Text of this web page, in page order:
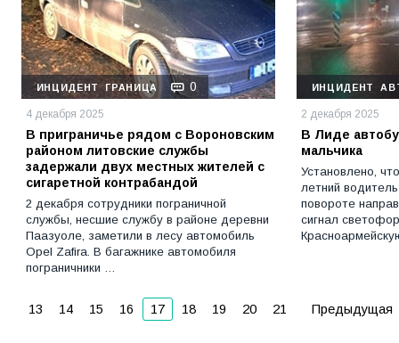
ИНЦИДЕНТ ГРАНИЦА 0
4 декабря 2025
В приграничье рядом с Вороновским
районом литовские службы
задержали двух местных жителей с
сигаретной контрабандой
2 декабря сотрудники пограничной
службы, несшие службу в районе деревни
Паазуоле, заметили в лесу автомобиль
Opel Zafira. В багажнике автомобиля
пограничники …
ИНЦИДЕНТ
2 декабря 2025
В Лиде
мальчика
Установлено,
летний
повороте
сигнал
13 14 15 16 17 18 19 20 21 Предыдущая